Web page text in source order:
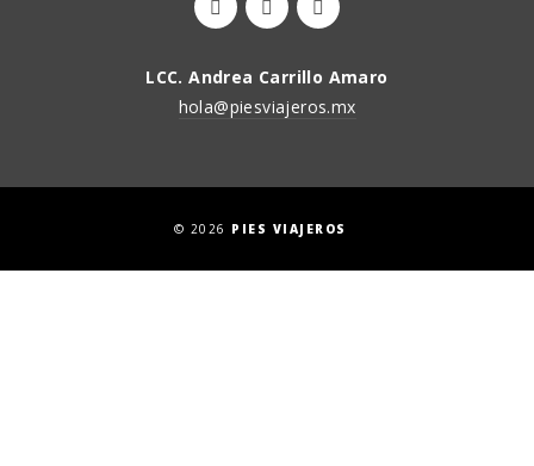
LCC. Andrea Carrillo Amaro
hola@piesviajeros.mx
© 2026 PIES VIAJEROS